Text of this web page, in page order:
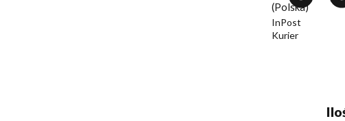
(Polska)
InPost
Kurier